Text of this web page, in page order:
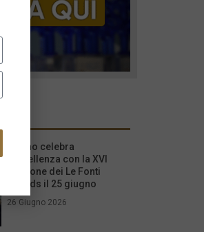
Milano celebra
l’eccellenza con la XVI
edizione dei Le Fonti
Awards il 25 giugno
26 Giugno 2026